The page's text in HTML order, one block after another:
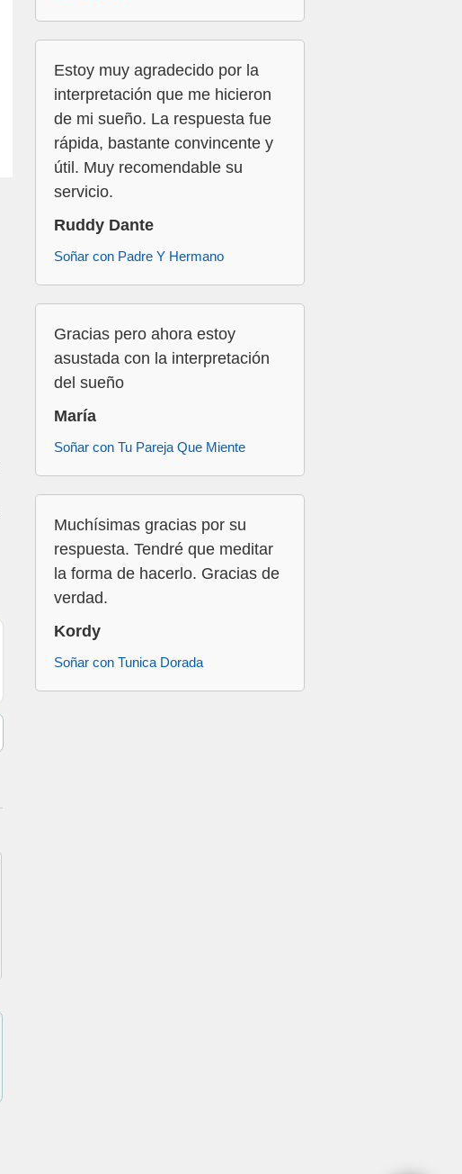
Estoy muy agradecido por la
interpretación que me hicieron
de mi sueño. La respuesta fue
rápida, bastante convincente y
útil. Muy recomendable su
servicio.
Ruddy Dante
Soñar con Padre Y Hermano
Gracias pero ahora estoy
asustada con la interpretación
del sueño
María
Soñar con Tu Pareja Que Miente
Muchísimas gracias por su
respuesta. Tendré que meditar
la forma de hacerlo. Gracias de
verdad.
Kordy
Soñar con Tunica Dorada